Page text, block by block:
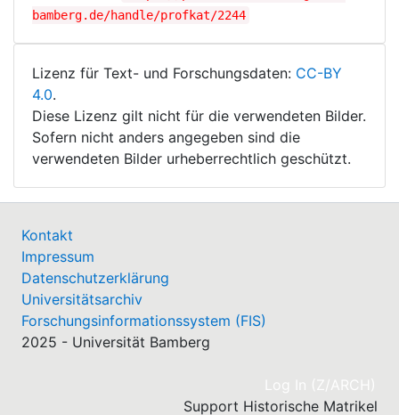
bamberg.de/handle/profkat/2244
Lizenz für Text- und Forschungsdaten: CC-BY
4.0.
Diese Lizenz gilt nicht für die verwendeten Bilder.
Sofern nicht anders angegeben sind die
verwendeten Bilder urheberrechtlich geschützt.
Kontakt
Impressum
Datenschutzerklärung
Universitätsarchiv
Forschungsinformationssystem (FIS)
2025 - Universität Bamberg
Log In (Z/ARCH)
Support Historische Matrikel